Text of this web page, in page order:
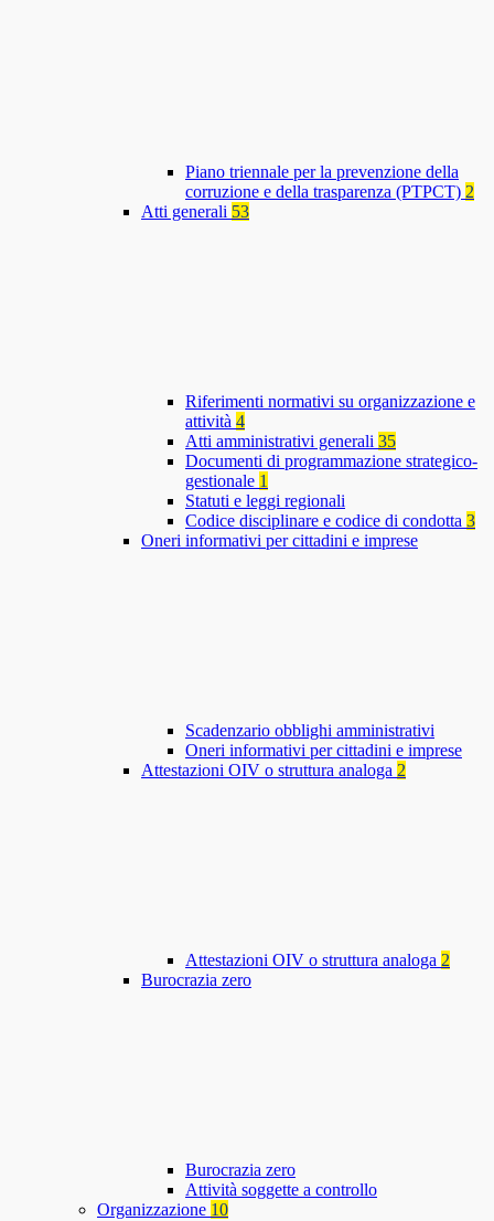
Piano triennale per la prevenzione della
corruzione e della trasparenza (PTPCT) 2
Atti generali 53
Riferimenti normativi su organizzazione e
attività 4
Atti amministrativi generali 35
Documenti di programmazione strategico-
gestionale 1
Statuti e leggi regionali
Codice disciplinare e codice di condotta 3
Oneri informativi per cittadini e imprese
Scadenzario obblighi amministrativi
Oneri informativi per cittadini e imprese
Attestazioni OIV o struttura analoga 2
Attestazioni OIV o struttura analoga 2
Burocrazia zero
Burocrazia zero
Attività soggette a controllo
Organizzazione 10